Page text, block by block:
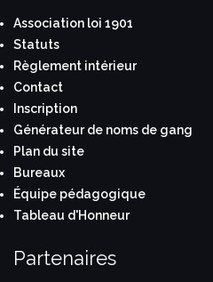
Association loi 1901
Statuts
Règlement intérieur
Contact
Inscription
Générateur de noms de gang
Plan du site
Bureaux
Équipe pédagogique
Tableau d'Honneur
Partenaires